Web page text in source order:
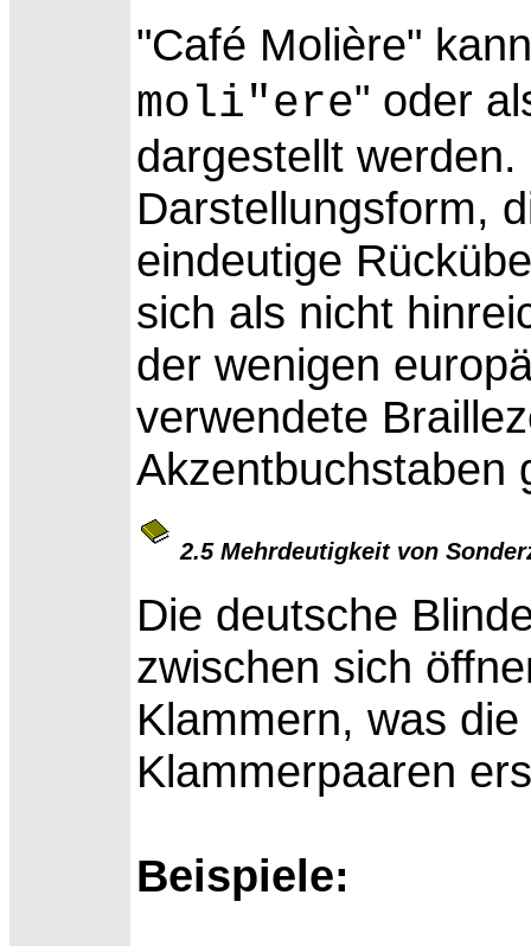
"Café Molière"
moli"ere" oder
dargestellt
Darstellungsform,
eindeutige
sich als nicht
der wenigen
verwendete
Akzentbuchstaben
2.5 Mehrdeutigkeit von
Die deutsche
zwischen sich
Klammern, was
Klammerpaaren
Beispiele: